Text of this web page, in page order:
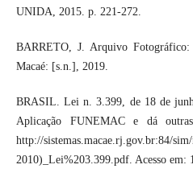
UNIDA, 2015. p. 221-272.
BARRETO, J. Arquivo
Macaé: [s.n.], 2019.
BRASIL. Lei n. 3.399, de 18 de
Aplicação FUNEMAC e dá
http://sistemas.macae.rj.gov.br:84/
2010)_Lei%203.399.pdf. Acesso em: